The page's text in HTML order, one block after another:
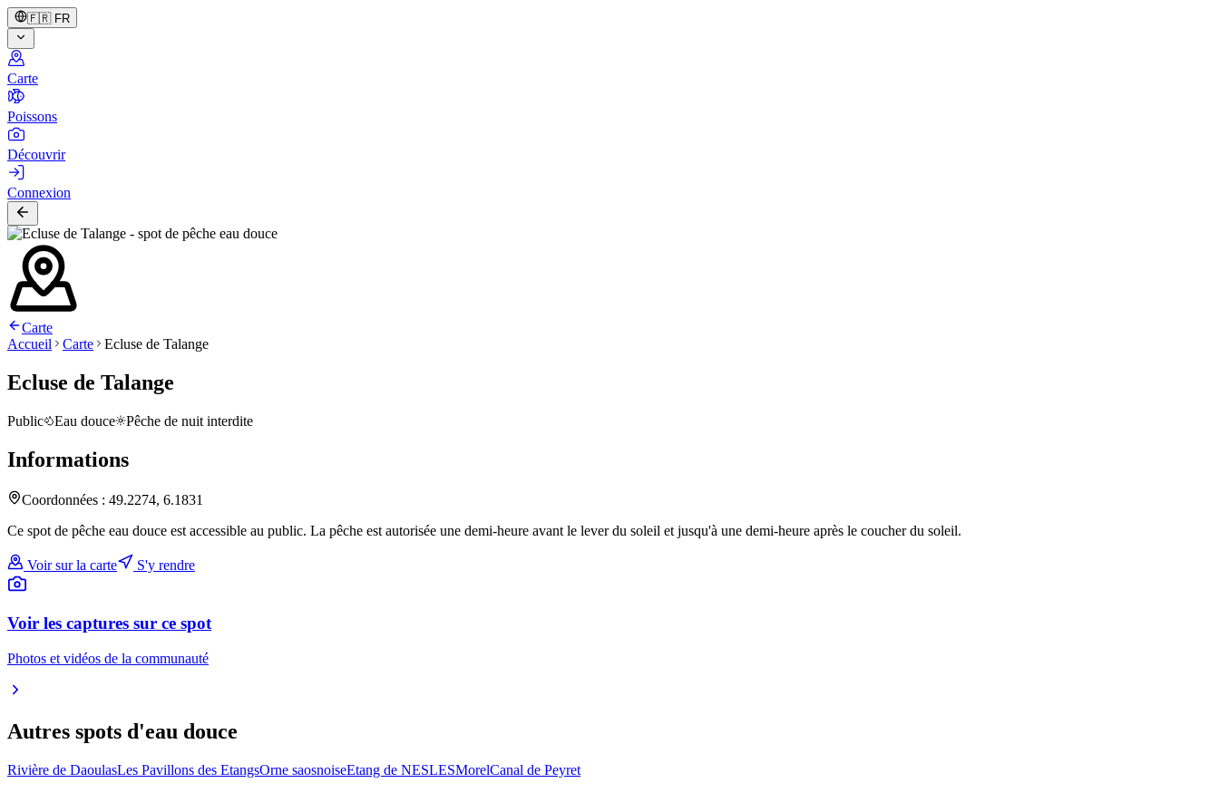
🇫🇷 FR
Carte
Poissons
Découvrir
Connexion
Carte
Accueil
Carte Ecluse de Talange
Ecluse de Talange
Public Eau douce Pêche de nuit interdite
Informations
Coordonnées : 49.2274, 6.1831
Ce spot de pêche eau douce est accessible au public. La pêche est autorisée une demi-heure avant le lever du soleil et jusqu'à une demi-heure après le coucher du soleil.
Voir sur la carte S'y rendre
Voir les captures sur ce spot
Photos et vidéos de la communauté
Autres spots d'eau douce
Rivière de DaoulasLes Pavillons des EtangsOrne saosnoiseEtang de NESLESMorelCanal de Peyret